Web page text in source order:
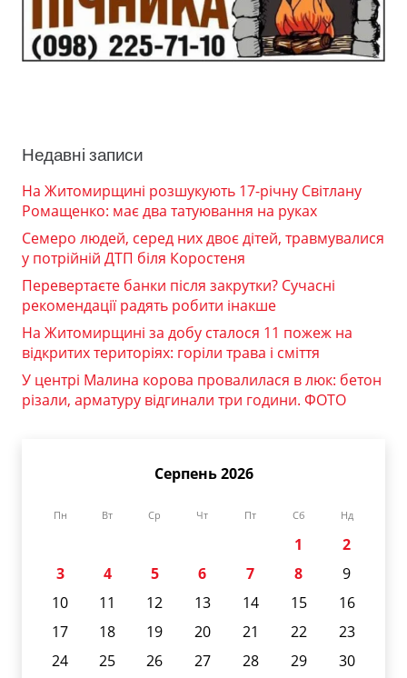
Недавні записи
На Житомирщині розшукують 17-річну Світлану
Ромащенко: має два татуювання на руках
Семеро людей, серед них двоє дітей, травмувалися
у потрійній ДТП біля Коростеня
Перевертаєте банки після закрутки? Сучасні
рекомендації радять робити інакше
На Житомирщині за добу сталося 11 пожеж на
відкритих територіях: горіли трава і сміття
У центрі Малина корова провалилася в люк: бетон
різали, арматуру відгинали три години. ФОТО
Серпень 2026
Пн Вт Ср Чт Пт Сб Нд
1
2
3
4 5 6 7 8
9
10
11 12 13 14 15
16
17
18 19 20 21 22
23
24
25 26 27 28 29
30